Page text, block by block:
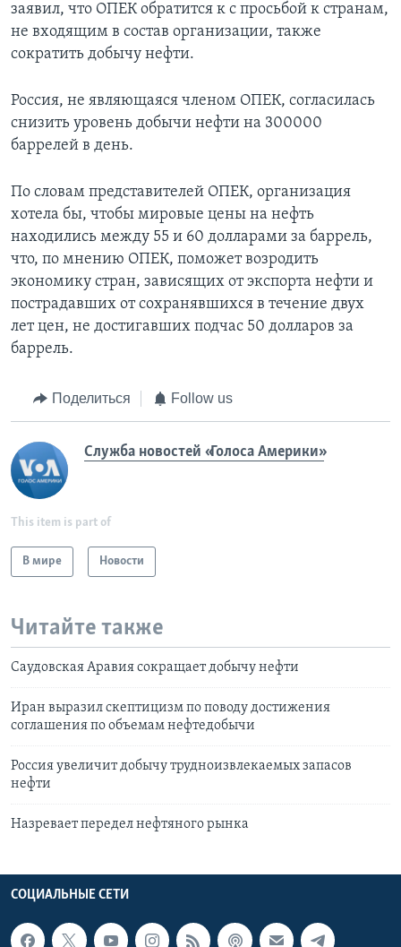
заявил, что ОПЕК обратится к с просьбой к странам,
не входящим в состав организации, также
сократить добычу нефти.
Россия, не являющаяся членом ОПЕК, согласилась
снизить уровень добычи нефти на 300000
баррелей в день.
По словам представителей ОПЕК, организация
хотела бы, чтобы мировые цены на нефть
находились между 55 и 60 долларами за баррель,
что, по мнению ОПЕК, поможет возродить
экономику стран, зависящих от экспорта нефти и
пострадавших от сохранявшихся в течение двух
лет цен, не достигавших подчас 50 долларов за
баррель.
Поделиться Follow us
Служба новостей «Голоса Америки»
This item is part of
В мире Новости
Читайте также
Саудовская Аравия сокращает добычу нефти
Иран выразил скептицизм по поводу достижения
соглашения по объемам нефтедобычи
Россия увеличит добычу трудноизвлекаемых запасов
нефти
Назревает передел нефтяного рынка
СОЦИАЛЬНЫЕ СЕТИ